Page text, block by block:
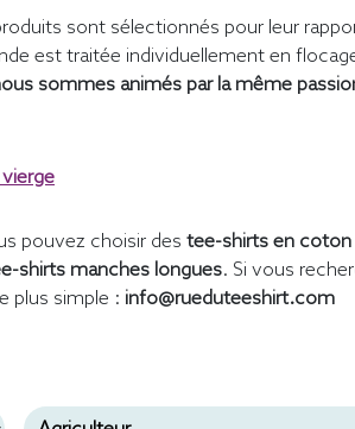
sont sélectionnés pour leur
est traitée individuellement en
sommes animés par la même
pouvez choisir des tee-shirts en coton
shirts manches longues. Si vous
plus simple : info@rueduteeshirt.com